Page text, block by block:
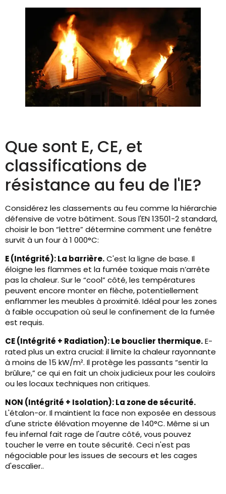
Que sont E, CE, et
classifications de
résistance au feu de l'IE?
Considérez les classements au feu comme la hiérarchie
défensive de votre bâtiment. Sous l'EN 13501-2 standard,
choisir le bon “lettre” détermine comment une fenêtre
survit à un four à 1 000°C:
E (Intégrité): La barrière.C'est la ligne de base. Il
éloigne les flammes et la fumée toxique mais n’arrête
pas la chaleur. Sur le “cool” côté, les températures
peuvent encore monter en flèche, potentiellement
enflammer les meubles à proximité. Idéal pour les zones
à faible occupation où seul le confinement de la fumée
est requis.
CE (Intégrité + Radiation): Le bouclier thermique.E-
rated plus un extra crucial: il limite la chaleur rayonnante
à moins de 15 kW/m². Il protège les passants “sentir la
brûlure,” ce qui en fait un choix judicieux pour les couloirs
ou les locaux techniques non critiques.
NON (Intégrité + Isolation): La zone de sécurité.
L'étalon-or. Il maintient la face non exposée en dessous
d'une stricte élévation moyenne de 140°C. Même si un
feu infernal fait rage de l'autre côté, vous pouvez
toucher le verre en toute sécurité. Ceci n'est pas
négociable pour les issues de secours et les cages
d'escalier..